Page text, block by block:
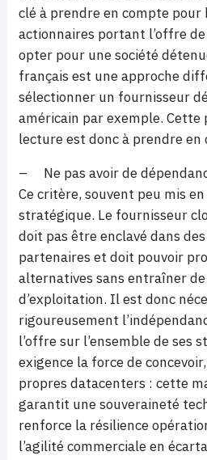
clé à prendre en compte
actionnaires portant l’offre
opter pour une société
français est une approche
sélectionner un fournisseur
américain par exemple.
lecture est donc à prendre en
– Ne pas avoir de
Ce critère, souvent peu mis
stratégique. Le fournisseur
doit pas être enclavé dans
partenaires et doit pouvoir
alternatives sans entraîner
d’exploitation. Il est donc
rigoureusement
l’offre sur l’ensemble de ses
exigence la force de
propres datacenters : cette
garantit une souveraineté
renforce la résilience
l’agilité commerciale en